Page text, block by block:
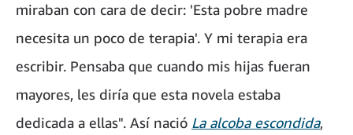
miraban con cara de decir: 'Esta pobre madre
necesita un poco de terapia'. Y mi terapia era
escribir. Pensaba que cuando mis hijas fueran
mayores, les diría que esta novela estaba
dedicada a ellas". Así nació La alcoba escondida,